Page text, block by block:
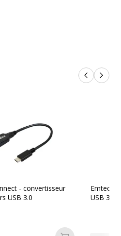
Produits
- convertisseur
USB 3.0
Emtec
USB 3.2